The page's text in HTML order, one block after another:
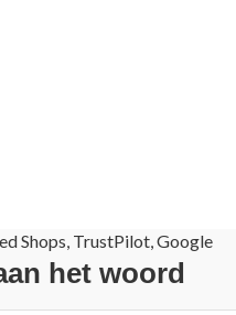
Shops, TrustPilot, Google
het woord